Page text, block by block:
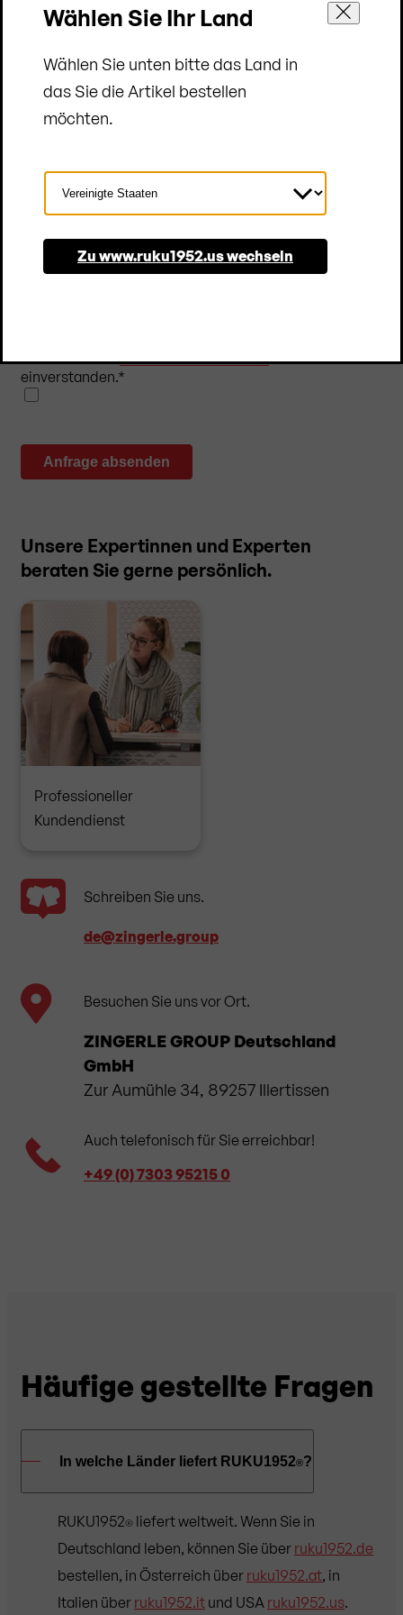
Unsere Expertinnen und Experten
beraten Sie gerne persönlich.
Professioneller
Kundendienst
Schreiben Sie uns.
de​@zingerle.group
Besuchen Sie uns vor Ort.
ZINGERLE GROUP Deutschland
GmbH
Zur Aumühle 34, 89257 Illertissen
Auch telefonisch für Sie erreichbar!
+49 (0) 7303 95215 0
Zum Newsletter anmelden
Abonnieren Sie unseren Newsletter und bleiben Sie
immer auf dem Laufenden. Erhalten Sie regelmäßig
Ich bin mit denDatenschutzrichtlinien
einverstanden.*
Anfrage absenden
Häufige gestellte Fragen
In welche Länder liefert RUKU1952®?
RUKU1952® liefert weltweit. Wenn Sie in
Deutschland leben, können Sie über ruku1952.de
bestellen, in Österreich über ruku1952.at, in
Italien über ruku1952.it und USA ruku1952.us.
Wählen Sie Ihr Land
Wählen Sie unten bitte das Land in
das Sie die Artikel bestellen
möchten.
Land
auswählen
Zu www.ruku1952.us wechseln